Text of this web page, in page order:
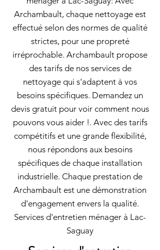
Archambault, chaque nettoyage est
effectué selon des normes de qualité
strictes, pour une propreté
irréprochable. Archambault propose
des tarifs de nos services de
nettoyage qui s'adaptent à vos
besoins spécifiques. Demandez un
devis gratuit pour voir comment nous
pouvons vous aider !. Avec des tarifs
compétitifs et une grande flexibilité,
nous répondons aux besoins
spécifiques de chaque installation
industrielle. Chaque prestation de
Archambault est une démonstration
d'engagement envers la qualité.
Services d'entretien ménager à Lac-
Saguay